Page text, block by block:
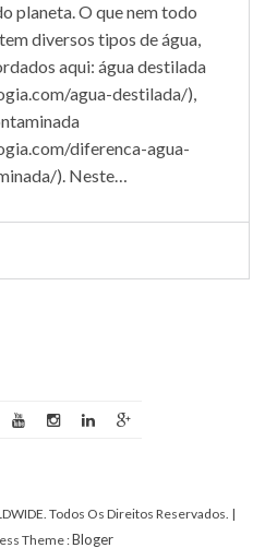
planeta. O que nem todo
diversos tipos de água,
aqui: água destilada
agua-destilada/),
diferenca-agua-
). Neste…
Todos Os Direitos Reservados. |
Theme :Bloger